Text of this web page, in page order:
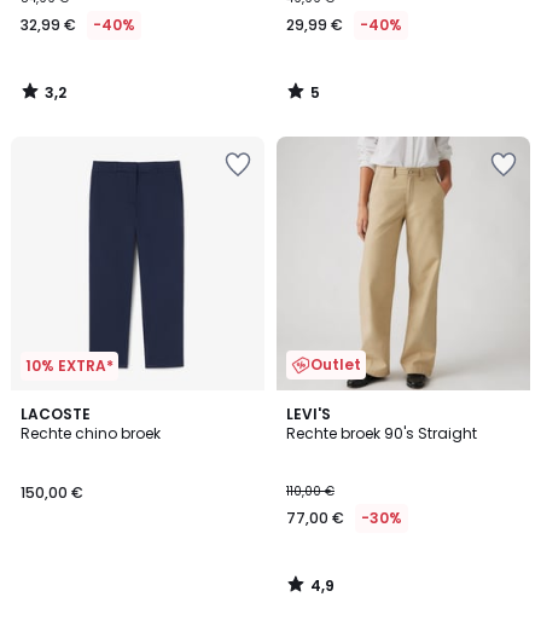
32,99 € -40%
3,2
/
29,99 € -40%
5
/
10% EXTRA*
LACOSTE
Rechte chino broek
150,00 €
Outlet
LEVI'S
Rechte broek 90's Straight
110,00 €
77,00 € -30%
4,9
/ 5
4,9
/